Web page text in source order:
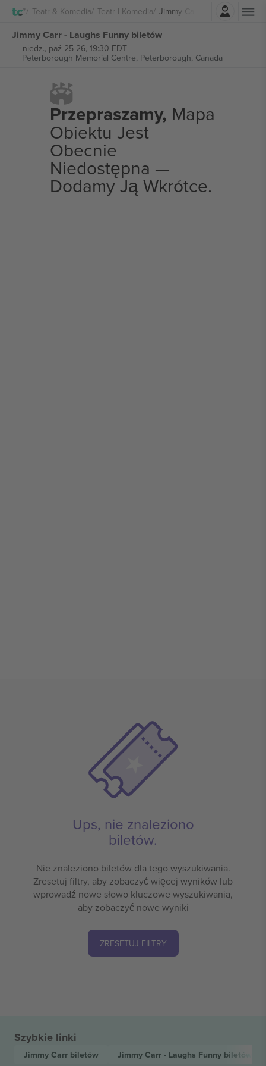
Teatr & Komedia Teatr I Komedia Jimmy Carr
Zaloguj sie
Jimmy Carr - Laughs Funny biletów
niedz., paź 25 26, 19:30 EDT
Peterborough Memorial Centre, Peterborough, Canada
Przepraszamy, Mapa
Obiektu Jest
Obecnie
Niedostępna —
Dodamy Ją Wkrótce.
Ups, nie znaleziono
biletów.
Nie znaleziono biletów dla tego wyszukiwania.
Zresetuj filtry, aby zobaczyć więcej wyników lub
wprowadź nowe słowo kluczowe wyszukiwania,
aby zobaczyć nowe wyniki
ZRESETUJ FILTRY
Szybkie linki
Jimmy Carr biletów Jimmy Carr - Laughs Funny biletów